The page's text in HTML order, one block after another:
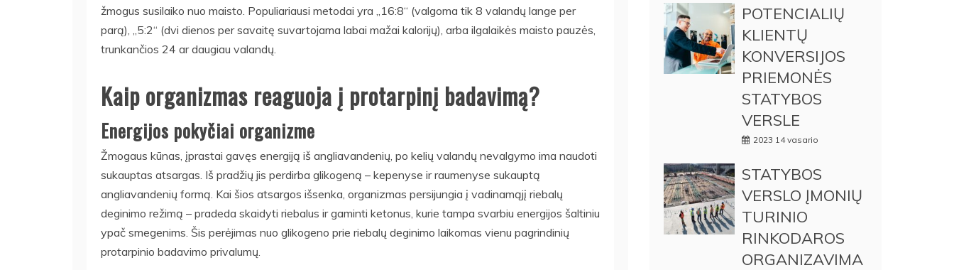
žmogus susilaiko nuo maisto. Populiariausi metodai yra „16:8“ (valgoma tik 8 valandų lange per
parą), „5:2“ (dvi dienos per savaitę suvartojama labai mažai kalorijų), arba ilgalaikės maisto pauzės,
trunkančios 24 ar daugiau valandų.
Kaip organizmas reaguoja į protarpinį badavimą?
Energijos pokyčiai organizme
Žmogaus kūnas, įprastai gavęs energiją iš angliavandenių, po kelių valandų nevalgymo ima naudoti
sukauptas atsargas. Iš pradžių jis perdirba glikogeną – kepenyse ir raumenyse sukauptą
angliavandenių formą. Kai šios atsargos išsenka, organizmas persijungia į vadinamąjį riebalų
deginimo režimą – pradeda skaidyti riebalus ir gaminti ketonus, kurie tampa svarbiu energijos šaltiniu
ypač smegenims. Šis perėjimas nuo glikogeno prie riebalų deginimo laikomas vienu pagrindinių
protarpinio badavimo privalumų.
POTENCIALIŲ
KLIENTŲ
KONVERSIJOS
PRIEMONĖS
STATYBOS
VERSLE
2023 14 vasario
STATYBOS
VERSLO ĮMONIŲ
TURINIO
RINKODAROS
ORGANIZAVIMA